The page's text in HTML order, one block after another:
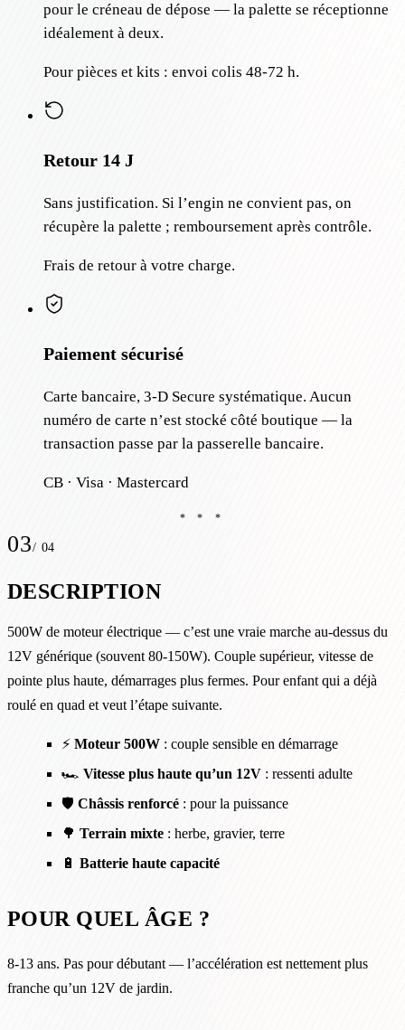
pour le créneau de dépose — la palette se réceptionne
idéalement à deux.
Pour pièces et kits : envoi colis 48-72 h.
Retour 14 J
Sans justification. Si l’engin ne convient pas, on
récupère la palette ; remboursement après contrôle.
Frais de retour à votre charge.
Paiement sécurisé
Carte bancaire, 3-D Secure systématique. Aucun
numéro de carte n’est stocké côté boutique — la
transaction passe par la passerelle bancaire.
CB · Visa · Mastercard
* * *
03/ 04
DESCRIPTION
500W de moteur électrique — c’est une vraie marche au-dessus du
12V générique (souvent 80-150W). Couple supérieur, vitesse de
pointe plus haute, démarrages plus fermes. Pour enfant qui a déjà
roulé en quad et veut l’étape suivante.
⚡ Moteur 500W : couple sensible en démarrage
🏎️ Vitesse plus haute qu’un 12V : ressenti adulte
🛡️ Châssis renforcé : pour la puissance
🌳 Terrain mixte : herbe, gravier, terre
🔋 Batterie haute capacité
POUR QUEL ÂGE ?
8-13 ans. Pas pour débutant — l’accélération est nettement plus
franche qu’un 12V de jardin.